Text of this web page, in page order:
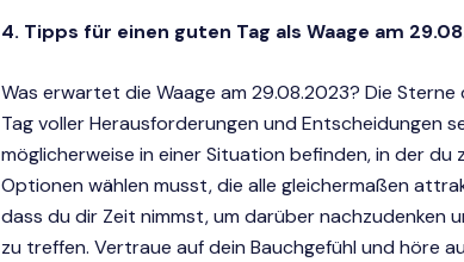
4. Tipps für einen guten Tag als Waage am
Was erwartet die Waage am 29.08.2023? Die
Tag voller Herausforderungen und Entscheidungen
möglicherweise in einer Situation befinden, in der du
Optionen wählen musst, die alle gleichermaßen
dass du dir Zeit nimmst, um darüber nachzudenken
zu treffen. Vertraue auf dein Bauchgefühl und höre